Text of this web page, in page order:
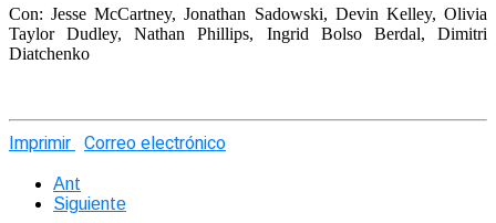
Con: Jesse McCartney, Jonathan Sadowski, Devin Kelley, Olivia
Taylor Dudley, Nathan Phillips, Ingrid Bolso Berdal, Dimitri
Diatchenko
Imprimir Correo electrónico
Ant
Siguiente